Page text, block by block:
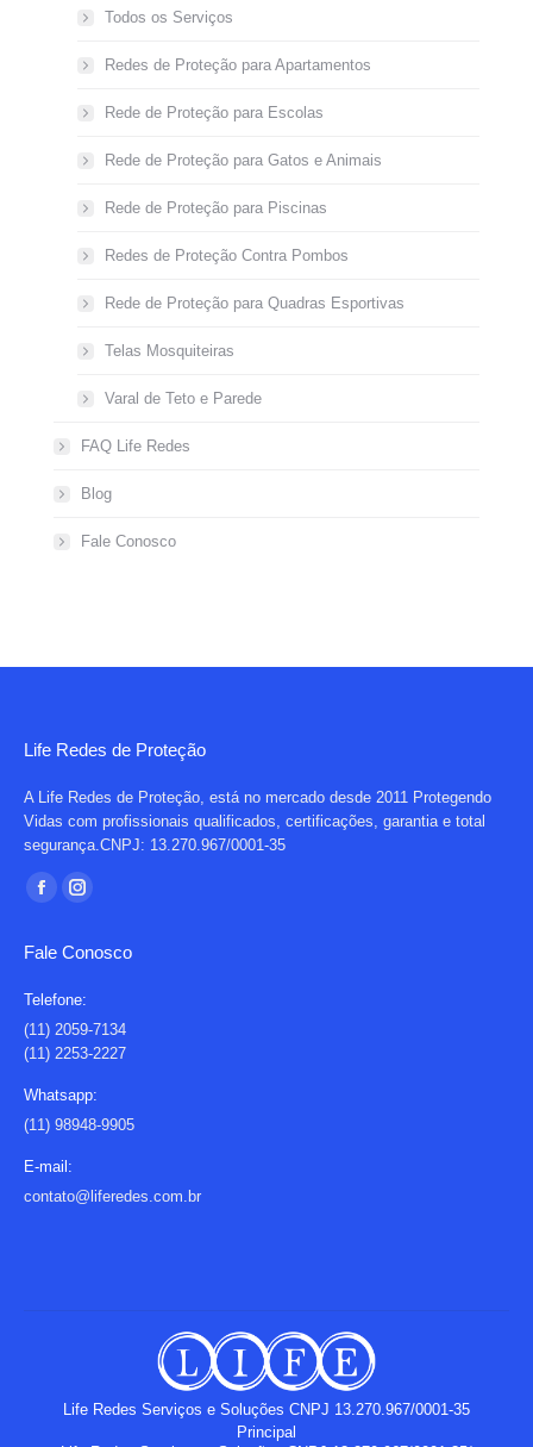
Todos os Serviços
Redes de Proteção para Apartamentos
Rede de Proteção para Escolas
Rede de Proteção para Gatos e Animais
Rede de Proteção para Piscinas
Redes de Proteção Contra Pombos
Rede de Proteção para Quadras Esportivas
Telas Mosquiteiras
Varal de Teto e Parede
FAQ Life Redes
Blog
Fale Conosco
Life Redes de Proteção
A Life Redes de Proteção, está no mercado desde 2011 Protegendo
Vidas com profissionais qualificados, certificações, garantia e total
segurança.CNPJ: 13.270.967/0001-35
Encontre-nos em:
Facebook
opens
in
new
window
Instagram
opens
in
new
window
Fale Conosco
Telefone:
(11) 2059-7134
(11) 2253-2227
Whatsapp:
(11) 98948-9905
E-mail:
contato@liferedes.com.br
Life Redes Serviços e Soluções CNPJ 13.270.967/0001-35
Principal